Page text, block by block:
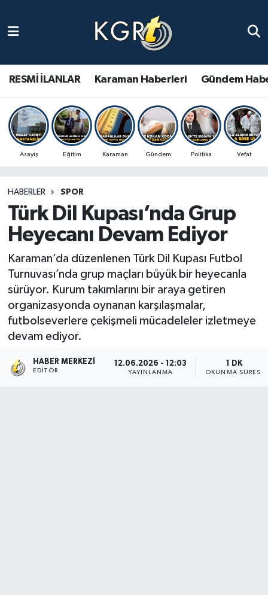
RESMİ İLANLAR Karaman Haberleri Gündem
Asayiş Eğitim Karaman Gündem Politika Vefat
HABERLER SPOR
Türk Dil Kupası’nda Grup
Heyecanı Devam Ediyor
Karaman’da düzenlenen Türk Dil Kupası Futbol
Turnuvası’nda grup maçları büyük bir heyecanla
sürüyor. Kurum takımlarını bir araya getiren
organizasyonda oynanan karşılaşmalar,
futbolseverlere çekişmeli mücadeleler izletmeye
devam ediyor.
HABER MERKEZI
EDITÖR
12.06.2026 - 12:03
YAYINLANMA
1 DK
OKUNMA SÜRESI
Gündem Haberleri
Güncel Haberler
Spor Haberleri
Ulusal Haberler
Vefat Edenler